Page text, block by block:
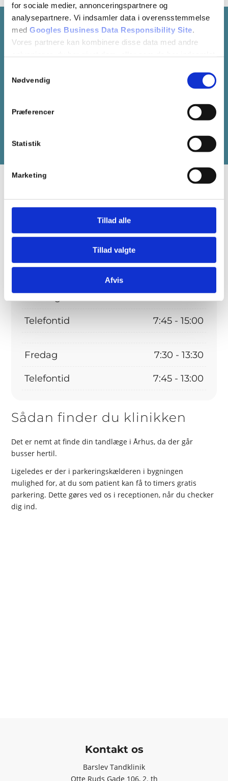
for sociale medier, annonceringspartnere og
analysepartnere. Vi indsamler data i overensstemmelse
med Googles Business Data Responsibility Site.
Vores partnere kan kombinere disse data med andre
Se Cookie & Privatlivspolitik
Nødvendig
Præferencer
Statistik
Marketing
Tillad alle
Tillad valgte
Afvis
Kontakt tandlæge i Århus
hvis du har nogle spørgsmål og ellers ser vi frem til at
Åbningstider
Torsdag
7:30 - 16:00
Telefontid
7:45 - 15:00
Fredag
7:30 - 13:30
Telefontid
7:45 - 13:00
Sådan finder du klinikken
Det er nemt at finde din tandlæge i Århus, da der går
busser hertil.
Ligeledes er der i parkeringskælderen i bygningen
mulighed for, at du som patient kan få to timers gratis
parkering. Dette gøres ved os i receptionen, når du checker
dig ind.
Kontakt os
Barslev Tandklinik
Otte Ruds Gade 106, 2. th